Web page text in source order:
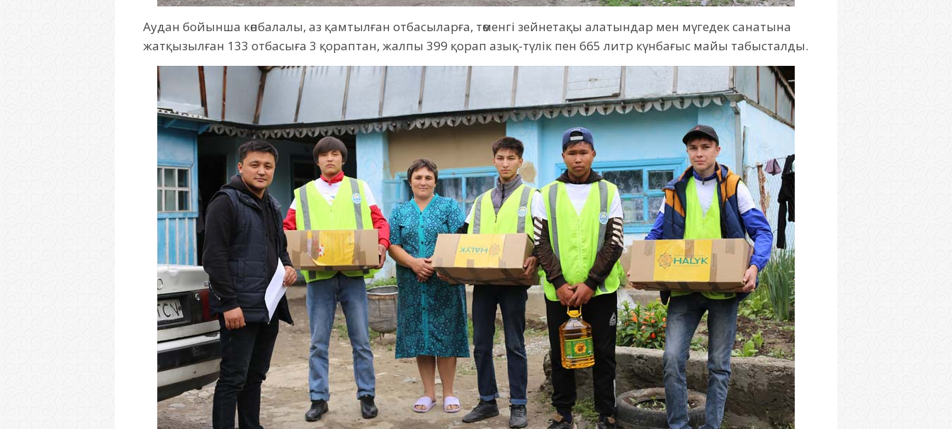
Аудан бойынша көпбалалы, аз қамтылған отбасыларға, төменгі зейнетақы алатындар мен мүгедек санатына
жатқызылған 133 отбасыға 3 қораптан, жалпы 399 қорап азық-түлік пен 665 литр күнбағыс майы табысталды.